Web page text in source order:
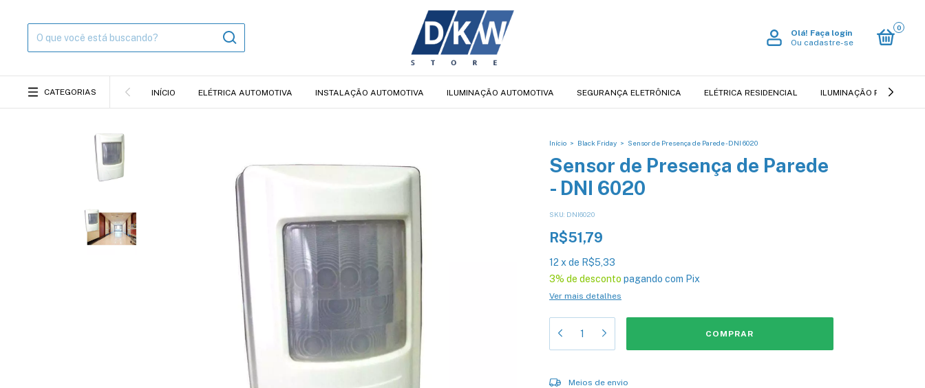
Olá! Faça login
Ou cadastre-se
0
CATEGORIAS INÍCIO ELÉTRICA AUTOMOTIVA INSTALAÇÃO AUTOMOTIVA ILUMINAÇÃO AUTOMOTIVA SEGURANÇA ELETRÔNICA ELÉTRICA RESIDENCIAL ILUMINAÇÃO
Início > Black Friday > Sensor de Presença de Parede - DNI 6020
Sensor de Presença de Parede
- DNI 6020
SKU: DNI6020
R$51,79
12 x de R$5,33
3% de desconto pagando com Pix
Ver mais detalhes
Entregas para o CEP:
Meios de envio